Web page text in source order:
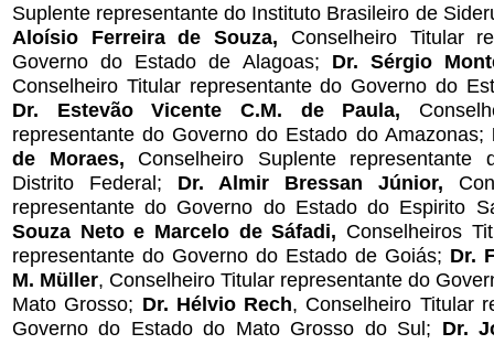
Suplente representante do Instituto Brasileiro de
Aloísio Ferreira de Souza, Conselheiro Titular
Governo do Estado de Alagoas; Dr. Sérgio
Conselheiro Titular representante do Governo do
Dr. Estevão Vicente C.M. de Paula,
representante do Governo do Estado do Amazonas;
de Moraes, Conselheiro Suplente representante
Distrito Federal; Dr. Almir Bressan Júnior,
representante do Governo do Estado do Espirito
Souza Neto e Marcelo de Sáfadi, Conselheiros
representante do Governo do Estado de Goiás; Dr.
M. Müller, Conselheiro Titular representante do
Mato Grosso; Dr. Hélvio Rech, Conselheiro Titular
Governo do Estado do Mato Grosso do Sul; Dr.